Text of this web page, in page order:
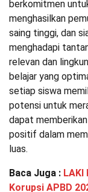
berkomitmen
menghasilkan
saing tinggi, dan
menghadapi
relevan dan
belajar yang
setiap siswa
potensi untuk
dapat
positif dalam
luas.
Baca Juga : LAKI
Korupsi APBD